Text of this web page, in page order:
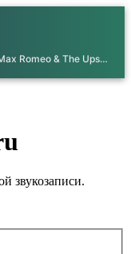
Chase The Devil - Max Romeo & The Upsetters
звукозаписи.